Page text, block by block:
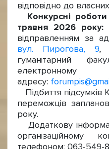
відповідно до
Конкурсні
травня 2026 року:
відправленням за
вул. Пирогова, 9,
гуманітарний
адресу:
Підбиття підсумків
переможців
року.
Додаткову
організаційному
телефоном: 063-549-